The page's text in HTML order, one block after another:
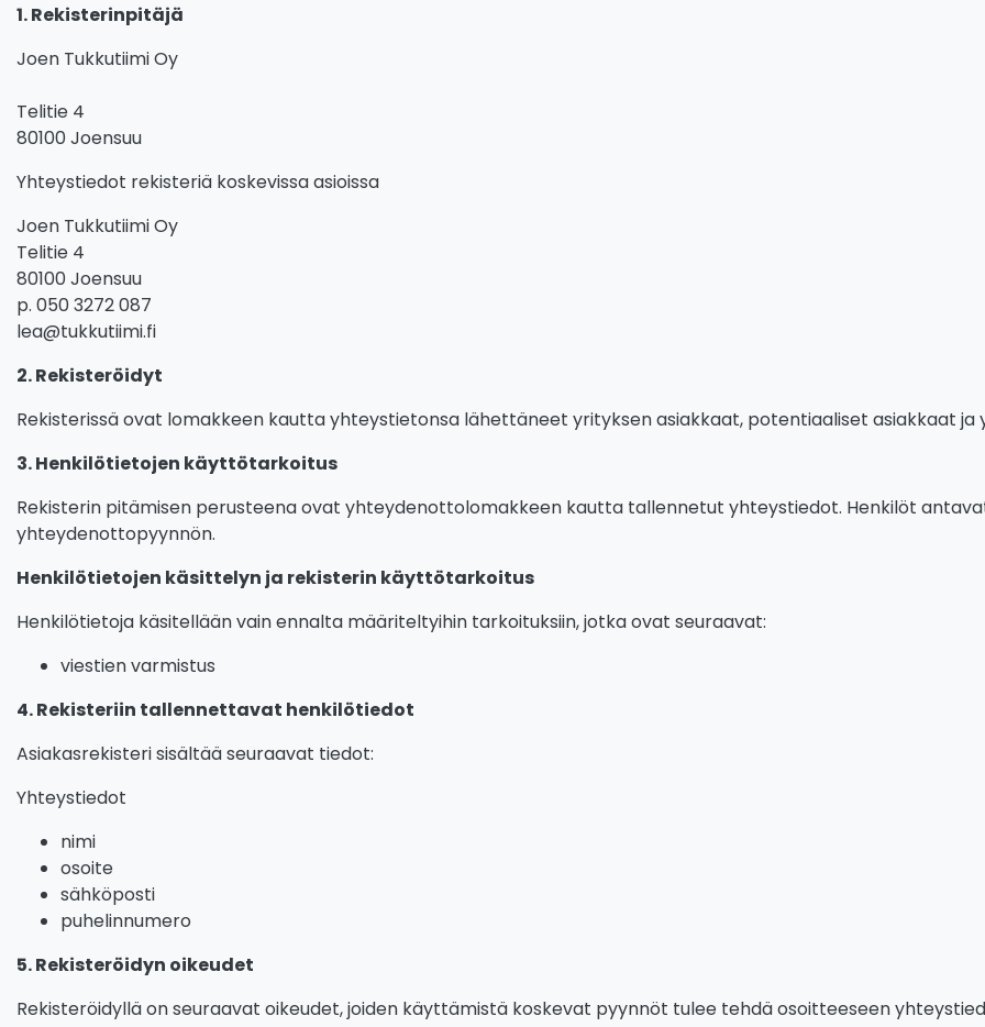
1. Rekisterinpitäjä
Joen Tukkutiimi Oy
Telitie 4
80100 Joensuu
Yhteystiedot rekisteriä koskevissa asioissa
Joen Tukkutiimi Oy
Telitie 4
80100 Joensuu
p. 050 3272 087
lea@tukkutiimi.fi
2. Rekisteröidyt
Rekisterissä ovat lomakkeen kautta yhteystietonsa lähettäneet yrityksen asiakkaat, potentiaaliset asiakkaat
3. Henkilötietojen käyttötarkoitus
Rekisterin pitämisen perusteena ovat yhteydenottolomakkeen kautta tallennetut yhteystiedot. Henkilöt
yhteydenottopyynnön.
Henkilötietojen käsittelyn ja rekisterin käyttötarkoitus
Henkilötietoja käsitellään vain ennalta määriteltyihin tarkoituksiin, jotka ovat seuraavat:
viestien varmistus
4. Rekisteriin tallennettavat henkilötiedot
Asiakasrekisteri sisältää seuraavat tiedot:
Yhteystiedot
nimi
osoite
sähköposti
puhelinnumero
5. Rekisteröidyn oikeudet
Rekisteröidyllä on seuraavat oikeudet, joiden käyttämistä koskevat pyynnöt tulee tehdä osoitteeseen